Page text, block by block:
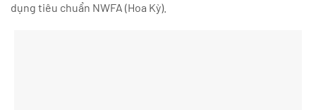
dụng tiêu chuẩn NWFA (Hoa Kỳ).